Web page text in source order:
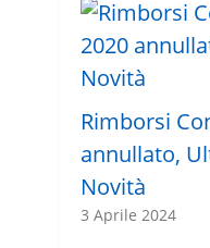
Rimborsi
annullato,
Novità
3 Aprile 2024